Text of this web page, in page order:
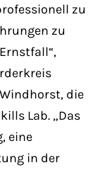
zu
zu
die
Lab. „Das
eine
in der